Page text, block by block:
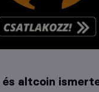
altcoin